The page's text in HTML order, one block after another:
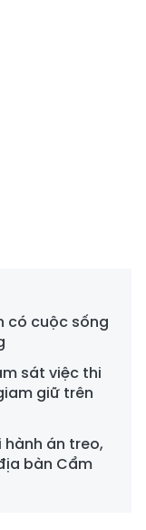
có cuộc sống
sát việc thi
giữ trên
án treo,
bàn Cẩm